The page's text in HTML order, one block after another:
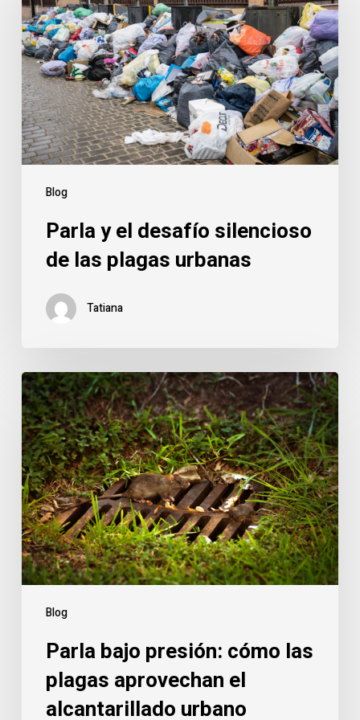
Blog
el
desafío
silencioso
de
las
plagas
urbanas
Parla y el desafío silencioso
de las plagas urbanas
Tatiana
Blog
Parla
bajo
presión:
cómo
las
plagas
aprovechan
el
alcantarillado
urbano
Parla bajo presión: cómo las
plagas aprovechan el
alcantarillado urbano